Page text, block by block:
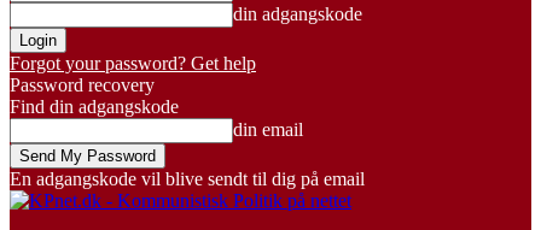
din adgangskode
Forgot your password? Get help
Password recovery
Find din adgangskode
din email
En adgangskode vil blive sendt til dig på email